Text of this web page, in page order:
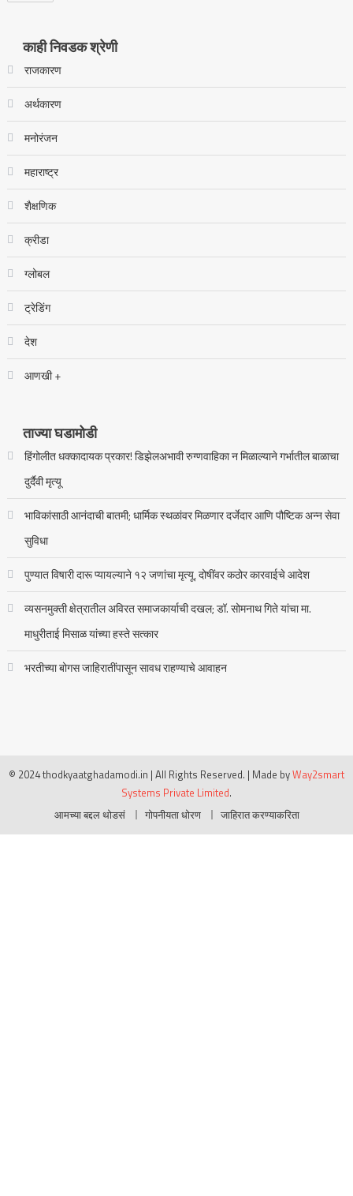
काही निवडक श्रेणी
राजकारण
अर्थकारण
मनोरंजन
महाराष्ट्र
शैक्षणिक
क्रीडा
ग्लोबल
ट्रेडिंग
देश
आणखी +
ताज्या घडामोडी
हिंगोलीत धक्कादायक प्रकार! डिझेलअभावी रुग्णवाहिका न मिळाल्याने गर्भातील बाळाचा
दुर्दैवी मृत्यू
भाविकांसाठी आनंदाची बातमी; धार्मिक स्थळांवर मिळणार दर्जेदार आणि पौष्टिक अन्न सेवा
सुविधा
पुण्यात विषारी दारू प्यायल्याने १२ जणांचा मृत्यू, दोषींवर कठोर कारवाईचे आदेश
व्यसनमुक्ती क्षेत्रातील अविरत समाजकार्याची दखल; डॉ. सोमनाथ गिते यांचा मा.
माधुरीताई मिसाळ यांच्या हस्ते सत्कार
भरतीच्या बोगस जाहिरातींपासून सावध राहण्याचे आवाहन
© 2024 thodkyaatghadamodi.in | All Rights Reserved. | Made byWay2smart
Systems Private Limited.
आमच्या बद्दल थोडसं
गोपनीयता धोरण जाहिरात करण्याकरिता